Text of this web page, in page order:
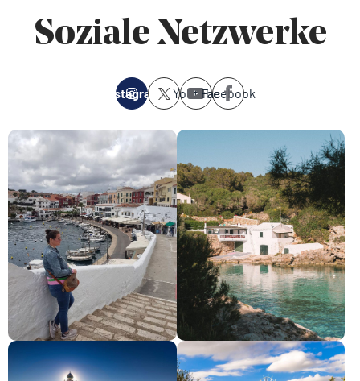
Soziale Netzwerke
Instagram YoutubeFacebook